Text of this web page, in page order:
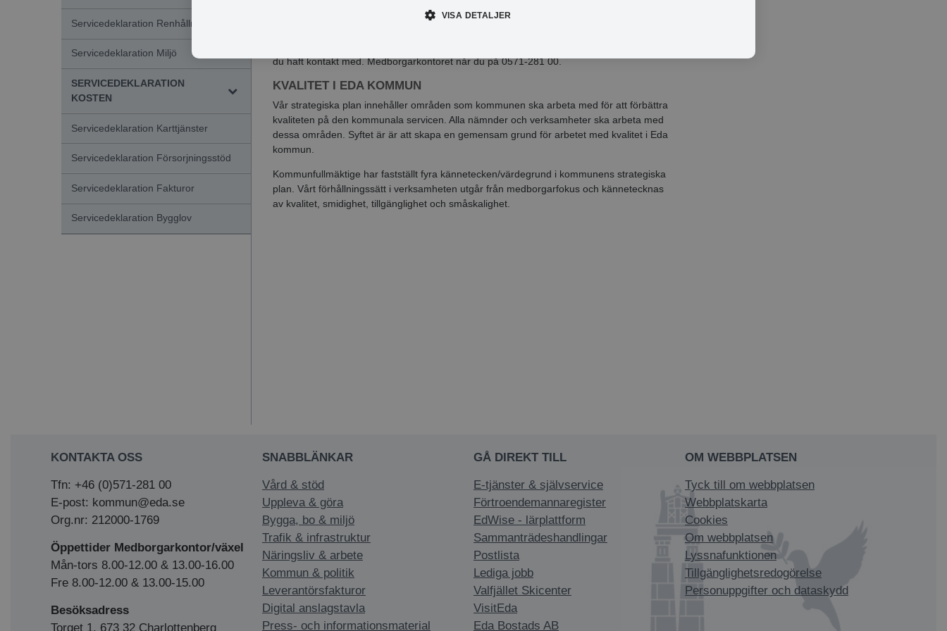
Servicedeklaration Renhållning
Servicedeklaration Miljö
SERVICEDEKLARATION
KOSTEN
Servicedeklaration Karttjänster
Servicedeklaration Försorjningsstöd
Servicedeklaration Fakturor
Servicedeklaration Bygglov
synpunkter ger oss värdefull information och möjlighet att förbättra våra verksamheter.
du haft kontakt med. Medborgarkontoret når du på 0571-281 00.
KVALITET I EDA KOMMUN
Vår strategiska plan innehåller områden som kommunen ska arbeta med för att förbättra
kvaliteten på den kommunala servicen. Alla nämnder och verksamheter ska arbeta med
dessa områden. Syftet är är att skapa en gemensam grund för arbetet med kvalitet i Eda
kommun.
Kommunfullmäktige har fastställt fyra kännetecken/värdegrund i kommunens strategiska
plan. Vårt förhållningssätt i verksamheten utgår från medborgarfokus och kännetecknas
av kvalitet, smidighet, tillgänglighet och småskalighet.
KONTAKTA OSS
Tfn: +46 (0)571-281 00
E-post: kommun@eda.se
Org.nr: 212000-1769
Öppettider Medborgarkontor/växel
Mån-tors 8.00-12.00 & 13.00-16.00
Fre 8.00-12.00 & 13.00-15.00
Besöksadress
Torget 1, 673 32 Charlottenberg
SNABBLÄNKAR
Vård & stöd
Uppleva & göra
Bygga, bo & miljö
Trafik & infrastruktur
Näringsliv & arbete
Kommun & politik
Leverantörsfakturor
Digital anslagstavla
Press- och informationsmaterial
GÅ DIREKT TILL
E-tjänster & självservice
Förtroendemannaregister
EdWise - lärplattform
Sammanträdeshandlingar
Postlista
Lediga jobb
Valfjället Skicenter
VisitEda
Eda Bostads AB
OM WEBBPLATSEN
Tyck till om webbplatsen
Webbplatskarta
Cookies
Om webbplatsen
Lyssnafunktionen
Tillgänglighetsredogörelse
Personuppgifter och dataskydd
VISA DETALJER